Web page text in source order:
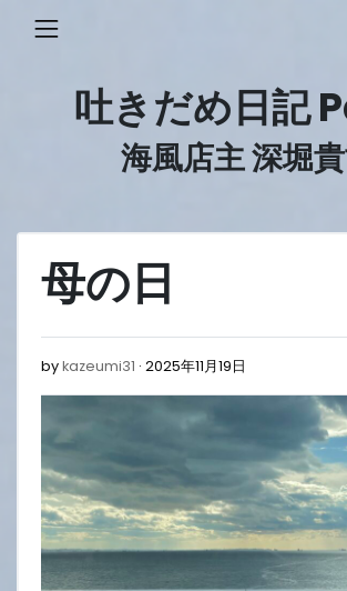
吐きだめ日記
海風店主 深堀
母の日
bykazeumi31 2025年11月19日